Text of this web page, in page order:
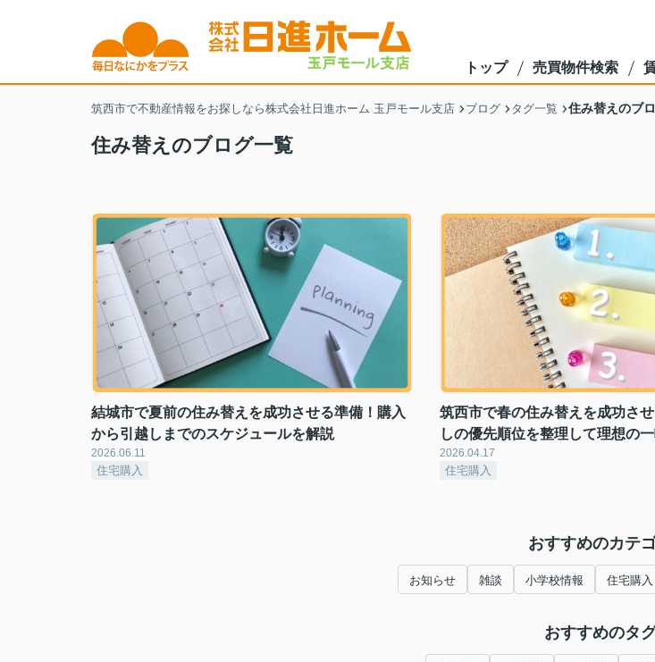
トップ 売買物件検索
筑西市で不動産情報をお探しなら株式会社日進ホーム 玉戸モール支店 ブログ タグ一覧 住み替えのブ
住み替えのブログ一覧
結城市で夏前の住み替えを成功させる準備！購入
から引越しまでのスケジュールを解説
2026.06.11
住宅購入
筑西市で春の住み替えを成功さ
しの優先順位を整理して理想の
2026.04.17
住宅購入
おすすめのカテ
お知らせ 雑談 小学校情報 住宅購入
おすすめのタ